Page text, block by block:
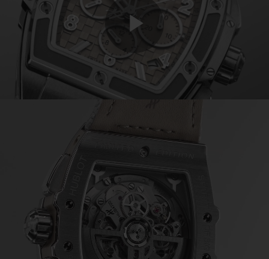
Play
Video